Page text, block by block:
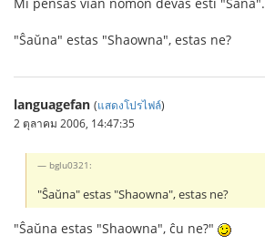
"Ŝaŭna" estas "Shaowna", estas ne?
languagefan (แสดงโปรไฟล์)
2 ตุลาคม 2006, 14:47:35
bglu0321:
"Ŝaŭna" estas "Shaowna", estas ne?
"Ŝaŭna estas "Shaowna", ĉu ne?"